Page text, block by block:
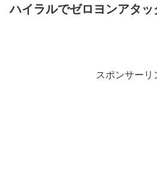
ハイラルでゼロヨンアタッ
スポンサーリ